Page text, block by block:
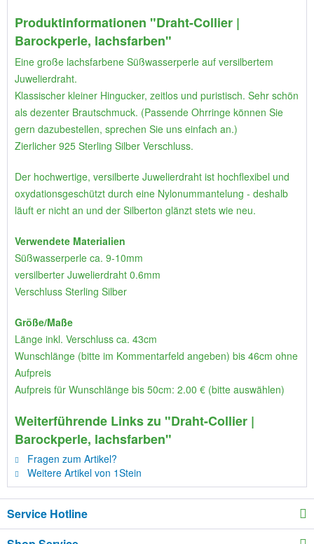
Produktinformationen "Draht-Collier |
Barockperle, lachsfarben"
Eine große lachsfarbene Süßwasserperle auf versilbertem
Juwelierdraht.
Klassischer kleiner Hingucker, zeitlos und puristisch. Sehr schön
als dezenter Brautschmuck. (Passende Ohrringe können Sie
gern dazubestellen, sprechen Sie uns einfach an.)
Zierlicher 925 Sterling Silber Verschluss.
Der hochwertige, versilberte Juwelierdraht ist hochflexibel und
oxydationsgeschützt durch eine Nylonummantelung - deshalb
läuft er nicht an und der Silberton glänzt stets wie neu.
Verwendete Materialien
Süßwasserperle ca. 9-10mm
versilberter Juwelierdraht 0.6mm
Verschluss Sterling Silber
Größe/Maße
Länge inkl. Verschluss ca. 43cm
Wunschlänge (bitte im Kommentarfeld angeben) bis 46cm ohne
Aufpreis
Aufpreis für Wunschlänge bis 50cm: 2.00 € (bitte auswählen)
Weiterführende Links zu "Draht-Collier |
Barockperle, lachsfarben"
Fragen zum Artikel?
Weitere Artikel von 1Stein
Service Hotline